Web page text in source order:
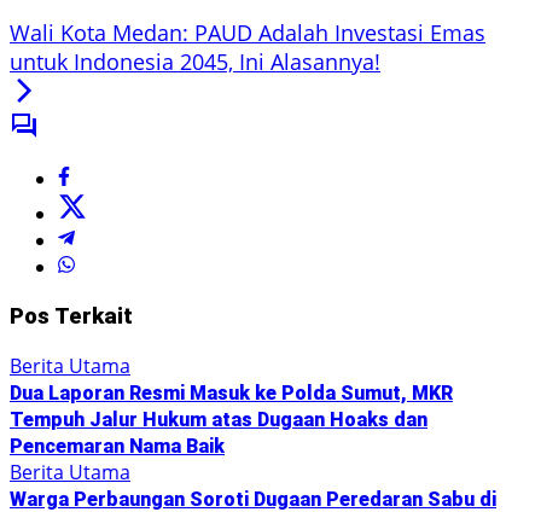
Wali Kota Medan: PAUD Adalah Investasi Emas
untuk Indonesia 2045, Ini Alasannya!
Pos Terkait
Berita Utama
Dua Laporan Resmi Masuk ke Polda Sumut, MKR
Tempuh Jalur Hukum atas Dugaan Hoaks dan
Pencemaran Nama Baik
Berita Utama
Warga Perbaungan Soroti Dugaan Peredaran Sabu di